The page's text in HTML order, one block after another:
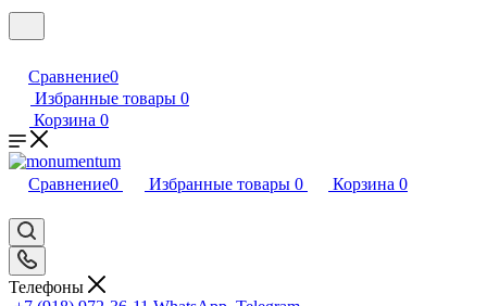
Сравнение0
Избранные товары 0
Корзина 0
Сравнение0 Избранные товары 0 Корзина 0
Телефоны